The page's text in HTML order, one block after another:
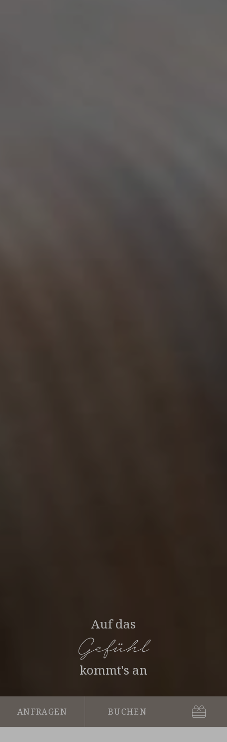
Auf das
Gefühl
kommt's an
Buchen
Anfragen